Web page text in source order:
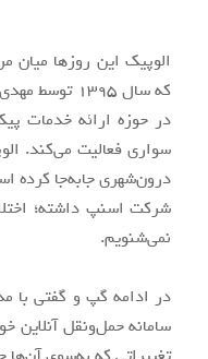
الوپیک این روزها میان
که سال
در حوزه ارائه خدمات
درون‌شهری جابه‌جا کرده
شرکت اسنپ داشته؛
نمی‌شنویم.
در ادامه گپ و گفتی با
سامانه حمل‌و‌نقل آنلاین